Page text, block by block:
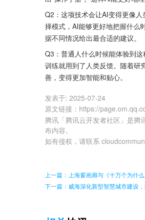
Q2：这项技术会让AI变得更像
择模式，AI能够更好地把握什么
据不同情况给出最合适的建议。
Q3：普通人什么时候能体验到
训练就用到了人类反馈。随着研
善，变得更加智能和贴心。
发表于: 2025-07-24
原文链接 ： https://
腾讯「腾讯云开发者社区」是腾
布内容。
如有侵权，请联系
上一篇：上海窗画廊与《十万个为什
下一篇：威海深化新型智慧城市建设